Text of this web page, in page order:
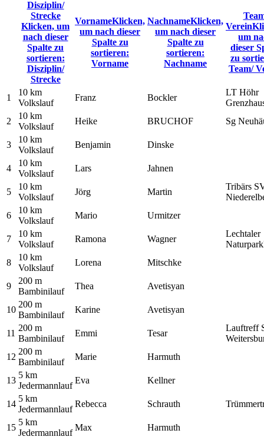
Disziplin/
Strecke
Klicken, um
nach dieser
Spalte zu
sortieren:
Disziplin/
Strecke
VornameKlicken,
um nach dieser
Spalte zu
sortieren:
Vorname
NachnameKlicken,
um nach dieser
Spalte zu
sortieren:
Nachname
Verein
um
dieser
zu
Team/
1
10 km
Volkslauf
Franz Bockler
LT Höhr
2
10 km
Volkslauf
Heike BRUCHOF Sg
3
10 km
Volkslauf
Benjamin Dinske
4
10 km
Volkslauf
Lars Jahnen
5
10 km
Volkslauf
Jörg Martin
Tribärs
6
10 km
Volkslauf
Mario Urmitzer
7
10 km
Volkslauf
Ramona Wagner
Lechtaler
8
10 km
Volkslauf
Lorena Mitschke
9
200 m
Bambinilauf
Thea Avetisyan
10
200 m
Bambinilauf
Karine Avetisyan
11
200 m
Bambinilauf
Emmi Tesar
Lauftreff
12
200 m
Bambinilauf
Marie Harmuth
13
5 km
Jedermannlauf
Eva Kellner
14
5 km
Jedermannlauf
Rebecca Schrauth
15
5 km
Jedermannlauf
Max Harmuth